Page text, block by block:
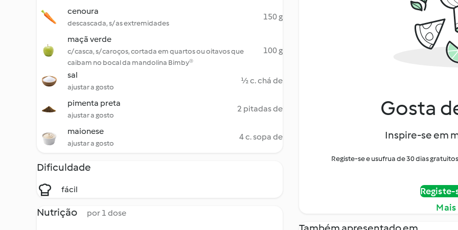
cenoura
descascada, s/ as extremidades
150 g
maçã verde
c/ casca, s/ caroços, cortada em quartos ou oitavos que
caibam no bocal da mandolina Bimby®
100 g
sal
ajustar a gosto
½ c. chá de
pimenta preta
ajustar a gosto
2 pitadas de
maionese
ajustar a gosto
4 c. sopa de
Dificuldade
fácil
Nutrição por 1 dose
Gosta
Inspire-se em
Registe-se e usufrua de 30 dias